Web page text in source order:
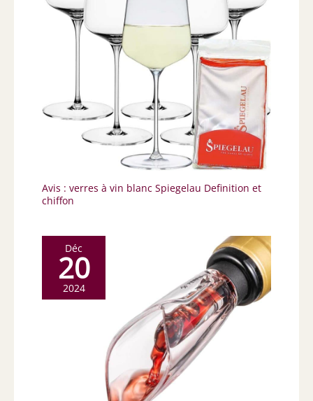
Avis : verres à vin blanc Spiegelau Definition et
chiffon
Déc
20
2024